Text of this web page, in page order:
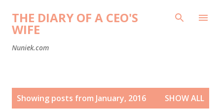
Skip to main content
THE DIARY OF A CEO'S
WIFE
Nuniek.com
Showing posts from January, 2016 SHOW ALL